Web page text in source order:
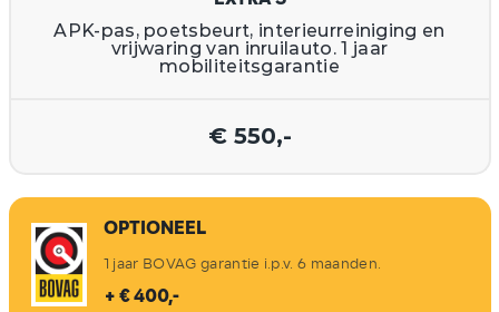
APK-pas, poetsbeurt, interieurreiniging en
vrijwaring van inruilauto. 1 jaar
mobiliteitsgarantie
€ 550,-
OPTIONEEL
1 jaar BOVAG garantie i.p.v. 6 maanden.
+ € 400,-